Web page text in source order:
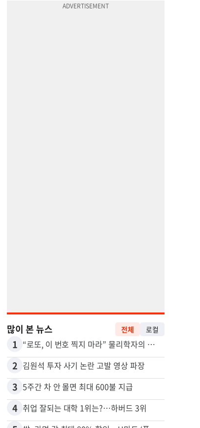
많이 본 뉴스 전체 로컬
1 “로또, 이 번호 찍지 마라” 물리학자의 당첨금 높이는 비밀
2 김원석 투자 사기 논란 고발 영상 파장
3 5주간 차 안 몰면 최대 600불 지급
4 취업 잘되는 대학 1위는?…하버드 3위